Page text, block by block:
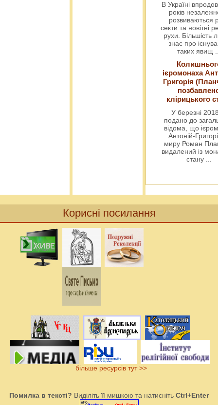
В Україні
років
розвиваються
секти та новітні
рухи. Більшість
знає про
таких явищ
ієромонаха
Григорія
клірицького
У березні
подано до
відома, що
Антоній-
миру Роман
видалений із
стану ...
Корисні посилання
більше ресурсів тут >>
Помилка в тексті? Виділіть її мишкою та натисніть Ctrl+Enter